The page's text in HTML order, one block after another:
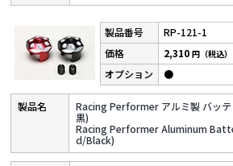
RP-121-1
Racing Performer アルミ製 バッ
黒)
Racing Performer Aluminum
d/Black)
2,310円（税込）
●